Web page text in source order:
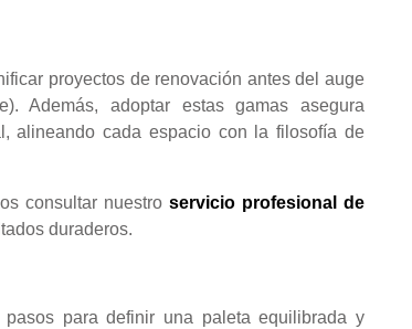
proyectos de renovación antes del auge
Además, adoptar estas gamas asegura
alineando cada espacio con la filosofía de
consultar nuestroservicio profesional de
duraderos.
para definir una paleta equilibrada y